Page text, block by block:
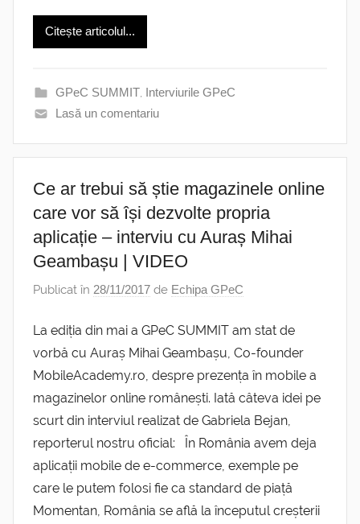
Citește articolul...
GPeC SUMMIT, Interviurile GPeC
Lasă un comentariu
Ce ar trebui să știe magazinele online
care vor să își dezvolte propria
aplicație – interviu cu Auraș Mihai
Geambașu | VIDEO
Publicat în 28/11/2017 de Echipa GPeC
La ediția din mai a GPeC SUMMIT am stat de
vorbă cu Auraș Mihai Geambașu, Co-founder
MobileAcademy.ro, despre prezența în mobile a
magazinelor online românești. Iată câteva idei pe
scurt din interviul realizat de Gabriela Bejan,
reporterul nostru oficial: În România avem deja
aplicații mobile de e-commerce, exemple pe
care le putem folosi fie ca standard de piață
Momentan, România se află la începutul creșterii